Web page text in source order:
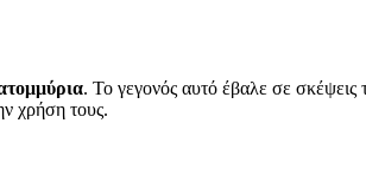
. Το γεγονός αυτό έβαλε σε
χρήση τους.